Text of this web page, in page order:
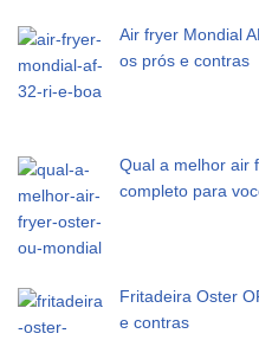
Air fryer Mondial
os prós e contras
Qual a melhor air
completo para
Fritadeira Oster
e contras